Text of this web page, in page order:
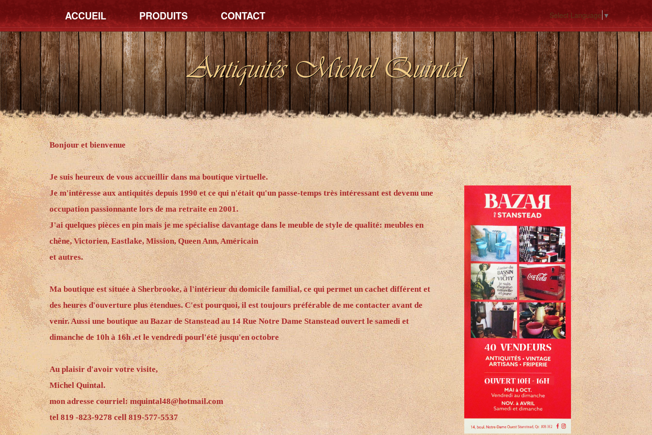
ACCUEIL PRODUITS CONTACT Select Language ▼
Antiquités Michel Quintal
Bonjour et bienvenue
Je suis heureux de vous accueillir dans ma boutique virtuelle.
Je m'intéresse aux antiquités depuis 1990 et ce qui n'était qu'un passe-temps très intéressant est devenu une
occupation passionnante lors de ma retraite en 2001.
J'ai quelques pièces en pin mais je me spécialise davantage dans le meuble de style de qualité: meubles en
chêne, Victorien, Eastlake, Mission, Queen Ann, Américain
et autres.
Ma boutique est située à Sherbrooke, à l'intérieur du domicile familial, ce qui permet un cachet différent et
des heures d'ouverture plus étendues. C'est pourquoi, il est toujours préférable de me contacter avant de
venir. Aussi une boutique au Bazar de Stanstead au 14 Rue Notre Dame Stanstead ouvert le samedi et
dimanche de 10h à 16h .et le vendredi pourl'été jusqu'en octobre
Au plaisir d'avoir votre visite,
Michel Quintal.
mon adresse courriel: mquintal48@hotmail.com
tel 819 -823-9278 cell 819-577-5537